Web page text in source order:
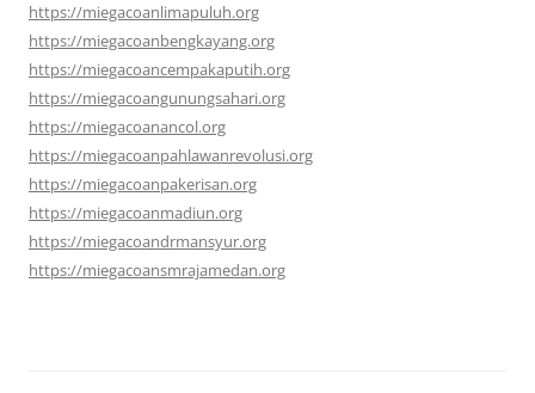
https://miegacoanlimapuluh.org
https://miegacoanbengkayang.org
https://miegacoancempakaputih.org
https://miegacoangunungsahari.org
https://miegacoanancol.org
https://miegacoanpahlawanrevolusi.org
https://miegacoanpakerisan.org
https://miegacoanmadiun.org
https://miegacoandrmansyur.org
https://miegacoansmrajamedan.org